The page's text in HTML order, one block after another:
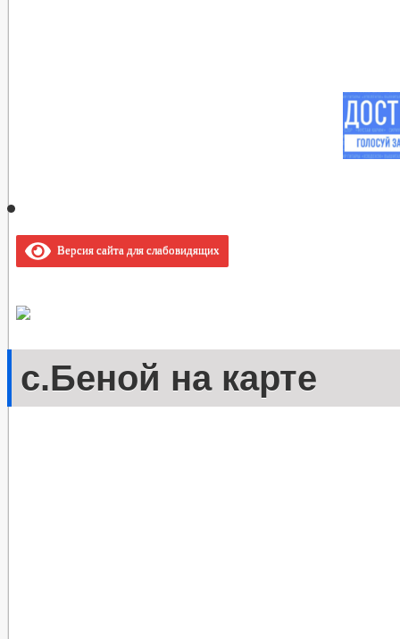
Версия сайта для слабовидящих
с.Беной на карте